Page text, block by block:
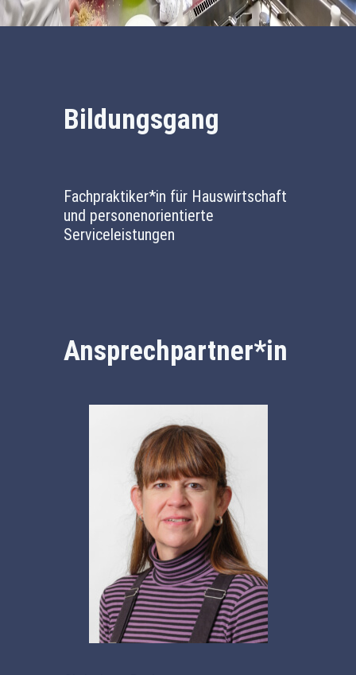
Bildungsgang
Fachpraktiker*in für Hauswirtschaft
und personenorientierte
Serviceleistungen
Ansprechpartner*in